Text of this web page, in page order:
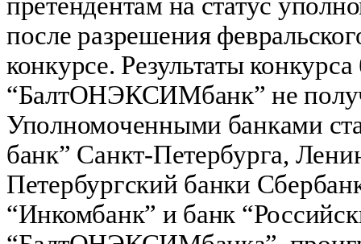
после разрешения
конкурсе. Результаты
“БалтОНЭКСИМбанк” не
Уполномоченными банками
банк” Санкт-Петербурга,
Петербургский банки
“Инкомбанк” и банк